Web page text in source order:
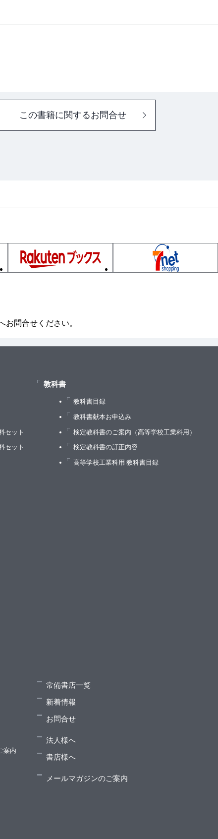
この書籍に関するお問合せ
問合せください。
セット
セット
教科書
教科書目録
教科書献本お申込み
検定教科書のご案内（高等学校工業科用）
検定教科書の訂正内容
高等学校工業科用 教科書目録
案内
常備書店一覧
新着情報
お問合せ
法人様へ
書店様へ
メールマガジンのご案内